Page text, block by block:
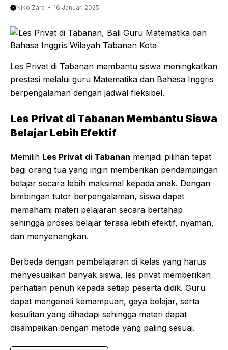
Niko Zara 16 Januari 2025
Les Privat di Tabanan membantu siswa meningkatkan
prestasi melalui guru Matematika dan Bahasa Inggris
berpengalaman dengan jadwal fleksibel.
Les Privat di Tabanan Membantu Siswa
Belajar Lebih Efektif
Memilih Les Privat di Tabanan menjadi pilihan tepat
bagi orang tua yang ingin memberikan pendampingan
belajar secara lebih maksimal kepada anak. Dengan
bimbingan tutor berpengalaman, siswa dapat
memahami materi pelajaran secara bertahap
sehingga proses belajar terasa lebih efektif, nyaman,
dan menyenangkan.
Berbeda dengan pembelajaran di kelas yang harus
menyesuaikan banyak siswa, les privat memberikan
perhatian penuh kepada setiap peserta didik. Guru
dapat mengenali kemampuan, gaya belajar, serta
kesulitan yang dihadapi sehingga materi dapat
disampaikan dengan metode yang paling sesuai.